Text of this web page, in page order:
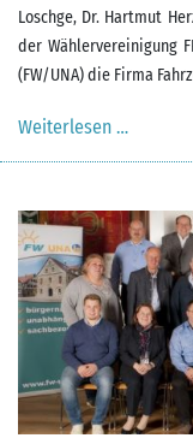
Loschge, Dr. Hartmut
der Wählervereinigung
(FW/UNA) die Firma
Weiterlesen …